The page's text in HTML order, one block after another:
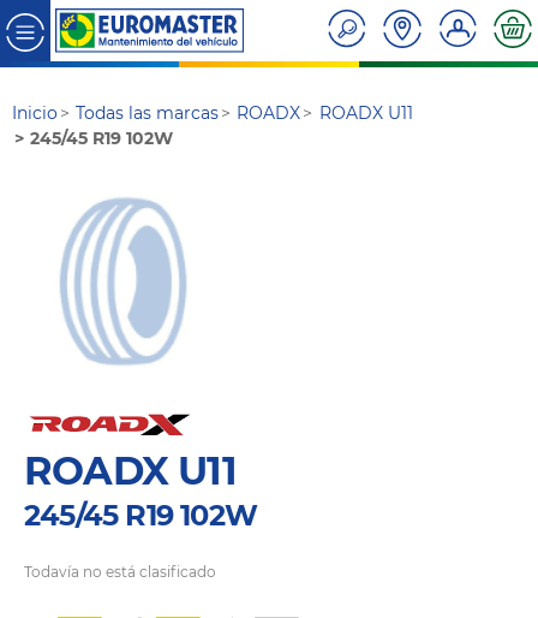
Inicio Todas las marcas ROADX
ROADX U11
245/45 R19 102W
ROADX U11
245/45 R19 102W
Todavía no está clasificado